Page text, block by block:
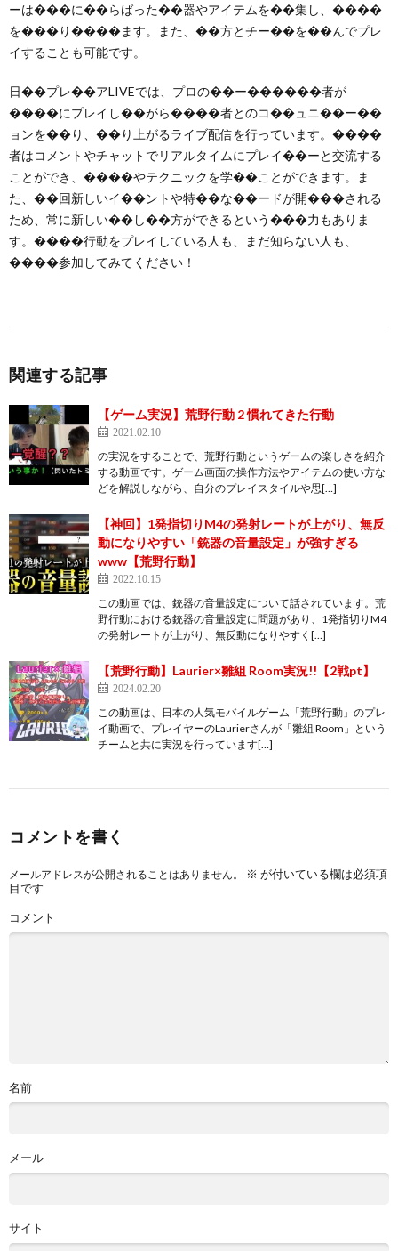
ーは���に��らばった��器やアイテムを��集し、����
を���り����ます。また、��方とチー��を��んでプレ
イすることも可能です。
日��プレ��アLIVEでは、プロの��ー������者が
����にプレイし��がら����者とのコ��ュニ��ー��
ョンを��り、��り上がるライブ配信を行っています。����
者はコメントやチャットでリアルタイムにプレイ��ーと交流する
ことができ、����やテクニックを学��ことができます。ま
た、��回新しいイ��ントや特��な��ードが開���される
ため、常に新しい��し��方ができるという���力もありま
す。����行動をプレイしている人も、まだ知らない人も、
����参加してみてください！
関連する記事
【ゲーム実況】荒野行動 2 慣れてきた行動
2021.02.10
の実況をすることで、荒野行動というゲームの楽しさを紹介
する動画です。ゲーム画面の操作方法やアイテムの使い方な
どを解説しながら、自分のプレイスタイルや思[…]
【神回】1発指切りM4の発射レートが上がり、無反
動になりやすい「銃器の音量設定」が強すぎる
www【荒野行動】
2022.10.15
この動画では、銃器の音量設定について話されています。荒
野行動における銃器の音量設定に問題があり、1発指切りM4
の発射レートが上がり、無反動になりやすく[…]
【荒野行動】Laurier×雛組 Room実況!!【2戦pt】
2024.02.20
この動画は、日本の人気モバイルゲーム「荒野行動」のプレ
イ動画で、プレイヤーのLaurierさんが「雛組 Room」という
チームと共に実況を行っています[…]
コメントを書く
メールアドレスが公開されることはありません。 ※ が付いている欄は必須項
目です
コメント
名前
メール
サイト